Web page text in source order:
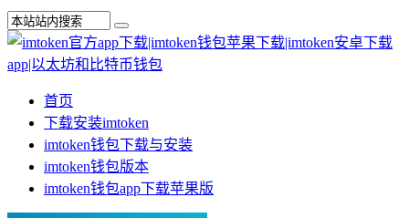
首页
下载安装imtoken
imtoken钱包下载与安装
imtoken钱包版本
imtoken钱包app下载苹果版